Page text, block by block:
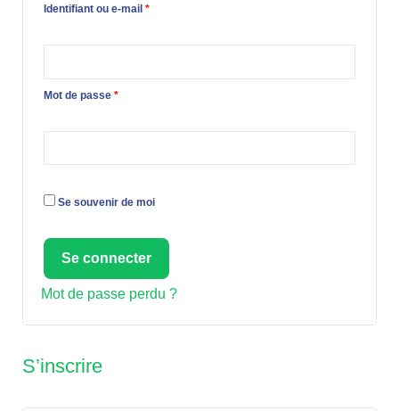
Identifiant ou e-mail *
Mot de passe *
Se souvenir de moi
Se connecter
Mot de passe perdu ?
S’inscrire